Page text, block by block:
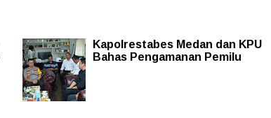
Kapolrestabes Medan dan KPU
Bahas Pengamanan Pemilu